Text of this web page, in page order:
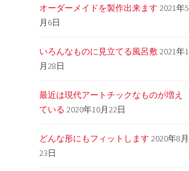
オーダーメイドを製作出来ます 2021年5
月6日
いろんなものに見立てる風呂敷2021年1
月28日
最近は現代アートチックなものが増え
ている 2020年10月22日
どんな形にもフィットします 2020年8月
23日